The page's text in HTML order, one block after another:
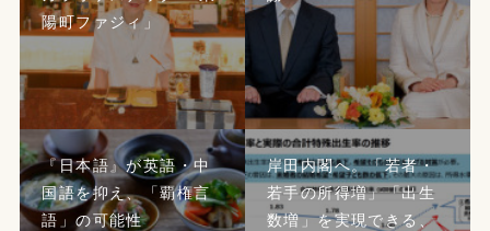
陽町ファジィ」
『日本語』が英語・中
国語を抑え、「覇権言
語」の可能性
岸田内閣へ。「若者・
若手の所得増」「出生
数増」を実現できる、